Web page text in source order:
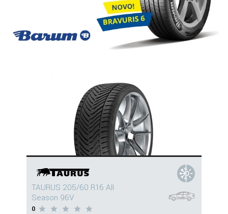
TAURUS 205/60 R16 All
Season 96V
0